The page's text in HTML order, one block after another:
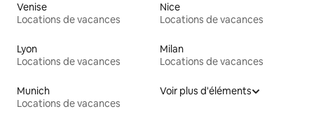
Venise
Locations de vacances
Nice
Locations de vacances
Lyon
Locations de vacances
Milan
Locations de vacances
Munich
Locations de vacances
Voir plus d'éléments